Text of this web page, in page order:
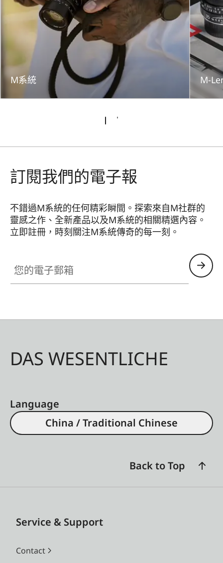
M系統 M-
訂閱我們的電子報
不錯過M系統的任何精彩瞬間。探索來自M社群的
靈感之作、全新產品以及M系統的相關精選內容。
立即註冊，時刻關注M系統傳奇的每一刻。
DAS WESENTLICHE
Language
China / Traditional Chinese
Back to Top
Service & Support
Contact